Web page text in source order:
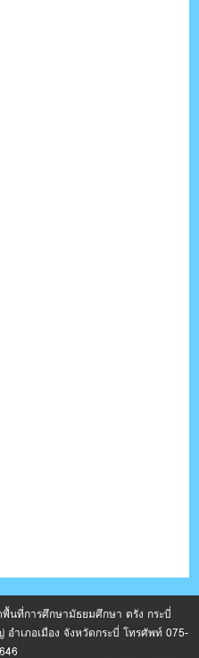
พื้นที่การศึกษามัธยมศึกษา ตรัง กระบี่
ำเภอเมือง จังหวัดกระบี่ โทรศัพท์ 075-